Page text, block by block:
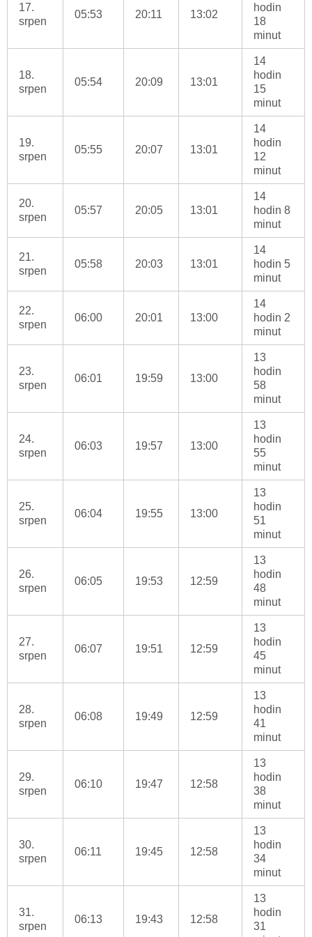
17.
srpen
05:53 20:11 13:02
hodin
18
minut
18.
srpen
05:54 20:09 13:01
14
hodin
15
minut
19.
srpen
05:55 20:07 13:01
14
hodin
12
minut
20.
srpen
05:57 20:05 13:01
14
hodin 8
minut
21.
srpen
05:58 20:03 13:01
14
hodin 5
minut
22.
srpen
06:00 20:01 13:00
14
hodin 2
minut
23.
srpen
06:01 19:59 13:00
13
hodin
58
minut
24.
srpen
06:03 19:57 13:00
13
hodin
55
minut
25.
srpen
06:04 19:55 13:00
13
hodin
51
minut
26.
srpen
06:05 19:53 12:59
13
hodin
48
minut
27.
srpen
06:07 19:51 12:59
13
hodin
45
minut
28.
srpen
06:08 19:49 12:59
13
hodin
41
minut
29.
srpen
06:10 19:47 12:58
13
hodin
38
minut
30.
srpen
06:11 19:45 12:58
13
hodin
34
minut
31.
srpen
06:13 19:43 12:58
13
hodin
31